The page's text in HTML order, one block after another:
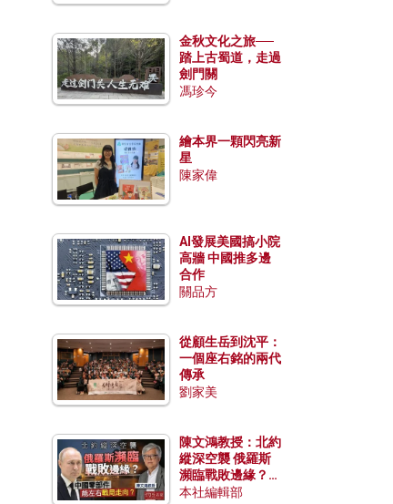
金秋文化之旅──
踏上古蜀道，走過
劍門關
馮珍今
繪本界一顆閃亮新
星
陳家偉
AI發展美國搞小院
高牆 中國推多邊
合作
關品方
從顧生岳到沈平：
一個座右銘的兩代
傳承
劉家美
陳文鴻教授：北約
縱深空襲 俄羅斯
瀕臨戰敗邊緣？中
國零部件能左右戰
本社編輯部